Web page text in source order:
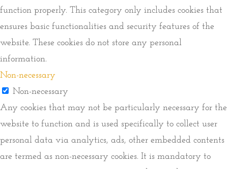
function properly. This category only includes cookies that
ensures basic functionalities and security features of the
website. These cookies do not store any personal
information.
Non-necessary
Non-necessary
Any cookies that may not be particularly necessary for the
website to function and is used specifically to collect user
personal data via analytics, ads, other embedded contents
are termed as non-necessary cookies. It is mandatory to